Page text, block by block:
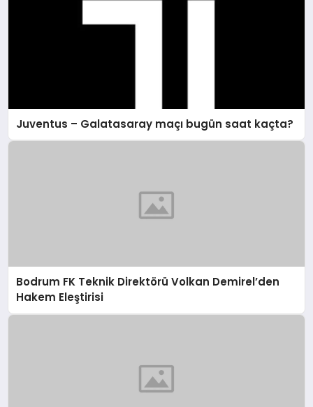
Juventus – Galatasaray maçı bugün saat kaçta?
Bodrum FK Teknik Direktörü Volkan Demirel’den
Hakem Eleştirisi